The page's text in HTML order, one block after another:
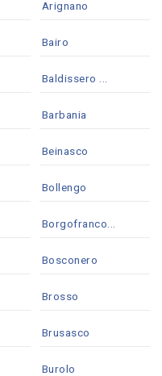
Arignano
Bairo
Baldissero ...
Barbania
Beinasco
Bollengo
Borgofranco...
Bosconero
Brosso
Brusasco
Burolo